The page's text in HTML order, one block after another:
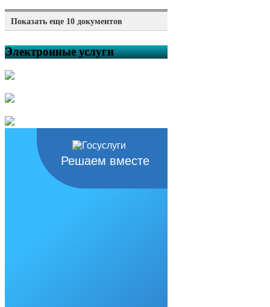
Показать еще 10 документов
поведении детей на воде!
Жаркие дни мая — повод
мероприятий по созданию
условий для реализации мер,
направленных на укрепление
межнационального и
межконфессионального согласия,
Электронные услуги
Решаем вместе